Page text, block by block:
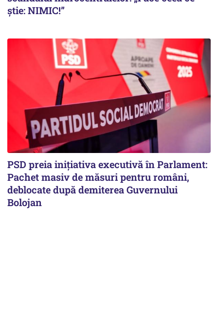
știe: NIMIC!”
PSD preia inițiativa executivă în Parlament:
Pachet masiv de măsuri pentru români,
deblocate după demiterea Guvernului
Bolojan